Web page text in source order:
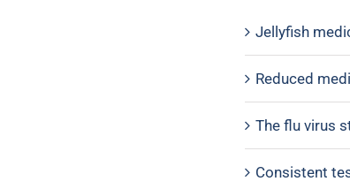
Jellyfish
Reduced
The flu virus
Consistent